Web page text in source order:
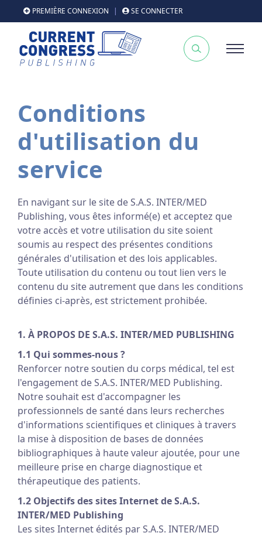
PREMIÈRE CONNEXION | SE CONNECTER
Conditions
d'utilisation du
service
En navigant sur le site de S.A.S. INTER/MED
Publishing, vous êtes informé(e) et acceptez que
votre accès et votre utilisation du site soient
soumis au respect des présentes conditions
générales d'utilisation et des lois applicables.
Toute utilisation du contenu ou tout lien vers le
contenu du site autrement que dans les conditions
définies ci-après, est strictement prohibée.
1. À PROPOS DE S.A.S. INTER/MED PUBLISHING
1.1 Qui sommes-nous ?
Renforcer notre soutien du corps médical, tel est
l'engagement de S.A.S. INTER/MED Publishing.
Notre souhait est d'accompagner les
professionnels de santé dans leurs recherches
d'informations scientifiques et cliniques à travers
la mise à disposition de bases de données
bibliographiques à haute valeur ajoutée, pour une
meilleure prise en charge diagnostique et
thérapeutique des patients.
1.2 Objectifs des sites Internet de S.A.S.
INTER/MED Publishing
Les sites Internet édités par S.A.S. INTER/MED